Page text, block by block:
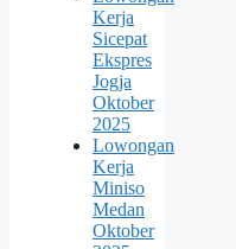
Kerja
Sicepat
Ekspres
Jogja
Oktober
2025
Lowongan
Kerja
Miniso
Medan
Oktober